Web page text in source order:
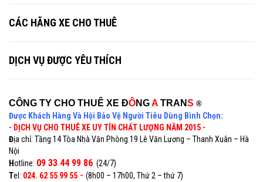
CÁC HÃNG XE CHO THUÊ
DỊCH VỤ ĐƯỢC YÊU THÍCH
CÔNG TY CHO THUÊ XE ĐÔNGA TRANS ®
Được Khách Hàng Và Hội Bảo Vệ Người Tiêu Dùng Bình Chọn:
- DỊCH VỤ CHO THUÊ XE UY TÍN CHẤT LƯỢNG NĂM 2015 -
Địa chỉ: Tầng 14 Tòa Nhà Văn Phòng 19 Lê Văn Lương – Thanh Xuân – Hà
Nội
Hotline: 09 33 44 99 86 (24/7)
Tel: 024. 62 55 99 55 – (8h00 – 17h00, Thứ 2 – thứ 7)